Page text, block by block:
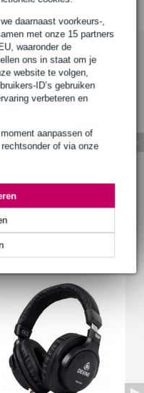
daarnaast voorkeurs-,
met onze 15 partners
waaronder de
ons in staat om je
website te volgen,
ID’s gebruiken
verbeteren en
aanpassen of
of via onze